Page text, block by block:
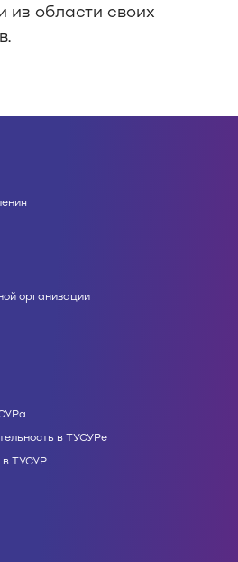
области своих
организации
в ТУСУРе
ТУСУР